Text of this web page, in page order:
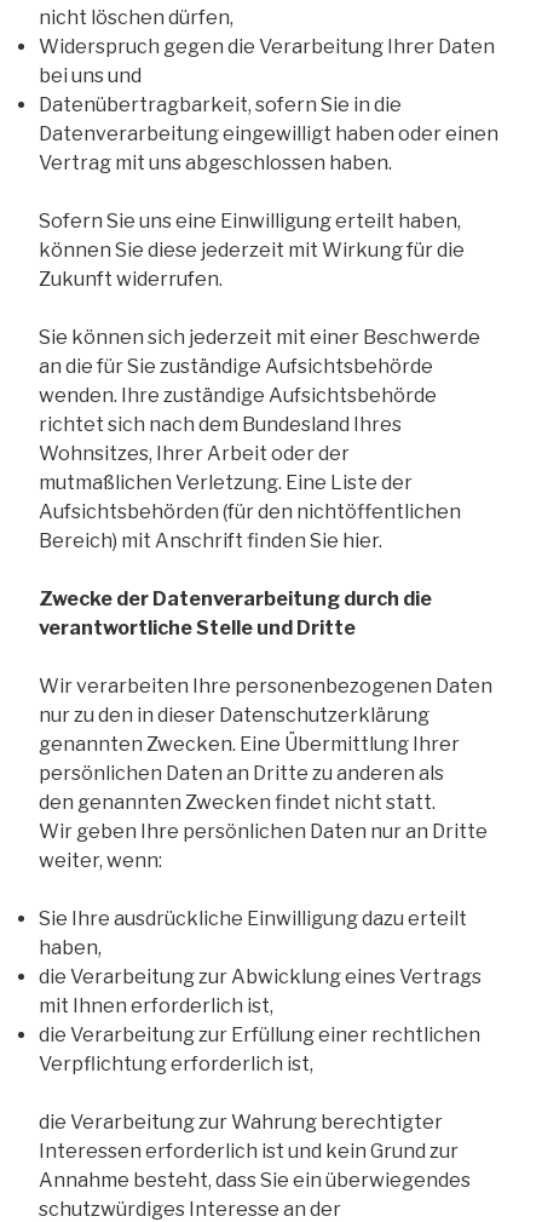
nicht löschen dürfen,
Widerspruch gegen die Verarbeitung Ihrer Daten
bei uns und
Datenübertragbarkeit, sofern Sie in die
Datenverarbeitung eingewilligt haben oder einen
Vertrag mit uns abgeschlossen haben.
Sofern Sie uns eine Einwilligung erteilt haben,
können Sie diese jederzeit mit Wirkung für die
Zukunft widerrufen.
Sie können sich jederzeit mit einer Beschwerde
an die für Sie zuständige Aufsichtsbehörde
wenden. Ihre zuständige Aufsichtsbehörde
richtet sich nach dem Bundesland Ihres
Wohnsitzes, Ihrer Arbeit oder der
mutmaßlichen Verletzung. Eine Liste der
Aufsichtsbehörden (für den nichtöffentlichen
Bereich) mit Anschrift finden Sie hier.
Zwecke der Datenverarbeitung durch die
verantwortliche Stelle und Dritte
Wir verarbeiten Ihre personenbezogenen Daten
nur zu den in dieser Datenschutzerklärung
genannten Zwecken. Eine Übermittlung Ihrer
persönlichen Daten an Dritte zu anderen als
den genannten Zwecken findet nicht statt.
Wir geben Ihre persönlichen Daten nur an Dritte
weiter, wenn:
Sie Ihre ausdrückliche Einwilligung dazu erteilt
haben,
die Verarbeitung zur Abwicklung eines Vertrags
mit Ihnen erforderlich ist,
die Verarbeitung zur Erfüllung einer rechtlichen
Verpflichtung erforderlich ist,
die Verarbeitung zur Wahrung berechtigter
Interessen erforderlich ist und kein Grund zur
Annahme besteht, dass Sie ein überwiegendes
schutzwürdiges Interesse an der